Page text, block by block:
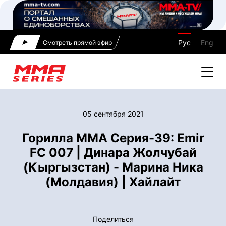
Смотреть прямой эфир Рус Eng
05 сентября 2021
Горилла ММА Серия-39: Emir
FC 007 | Динара Жолчубай
(Кыргызстан) - Марина Ника
(Молдавия) | Хайлайт
Поделиться